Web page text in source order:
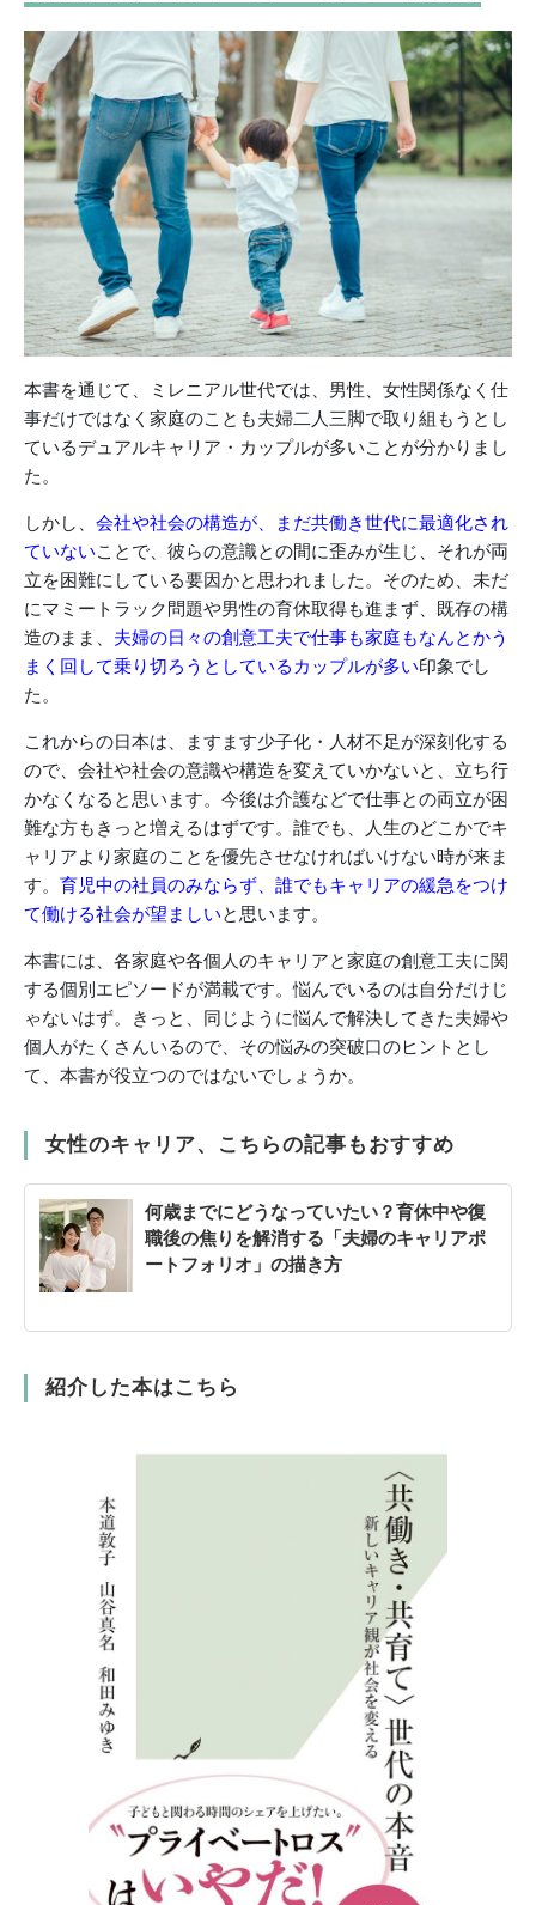
本書を通じて、ミレニアル世代では、男性、女性関係なく仕
事だけではなく家庭のことも夫婦二人三脚で取り組もうとし
ているデュアルキャリア・カップルが多いことが分かりまし
た。
しかし、 会社や社会の構造が、まだ共働き世代に最適化され
ていないことで、彼らの意識との間に歪みが生じ、それが両
立を困難にしている要因かと思われました。そのため、未だ
にマミートラック問題や男性の育休取得も進まず、既存の構
造のまま、 夫婦の日々の創意工夫で仕事も家庭もなんとかう
まく回して乗り切ろうとしているカップルが多い印象でし
た。
これからの日本は、ますます少子化・人材不足が深刻化する
ので、会社や社会の意識や構造を変えていかないと、立ち行
かなくなると思います。今後は介護などで仕事との両立が困
難な方もきっと増えるはずです。誰でも、人生のどこかでキ
ャリアより家庭のことを優先させなければいけない時が来ま
す。 育児中の社員のみならず、誰でもキャリアの緩急をつけ
て働ける社会が望ましいと思います。
本書には、各家庭や各個人のキャリアと家庭の創意工夫に関
する個別エピソードが満載です。悩んでいるのは自分だけじ
ゃないはず。きっと、同じように悩んで解決してきた夫婦や
個人がたくさんいるので、その悩みの突破口のヒントとし
て、本書が役立つのではないでしょうか。
女性のキャリア、こちらの記事もおすすめ
何歳までにどうなっていたい？育休中や復
職後の焦りを解消する「夫婦のキャリアポ
ートフォリオ」の描き方
紹介した本はこちら